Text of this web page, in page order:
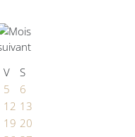
V
S
5
6
12 13
19 20